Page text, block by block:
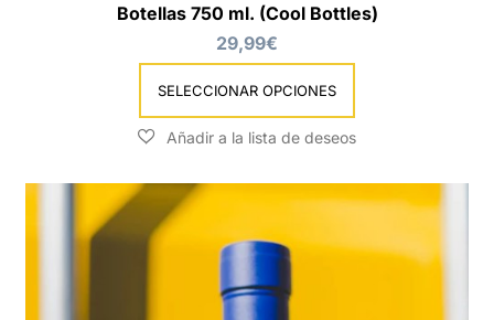
Botellas 750 ml. (Cool Bottles)
29,99€
SELECCIONAR OPCIONES